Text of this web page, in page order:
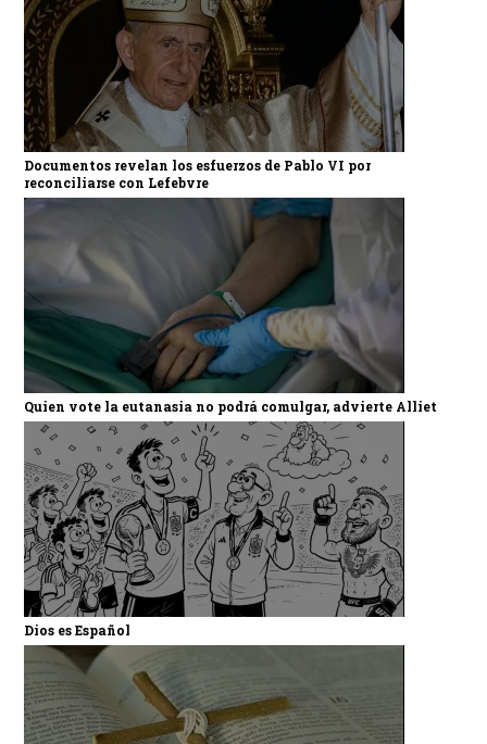
Documentos revelan los esfuerzos de Pablo VI por
reconciliarse con Lefebvre
Quien vote la eutanasia no podrá comulgar, advierte Alliet
Dios es Español